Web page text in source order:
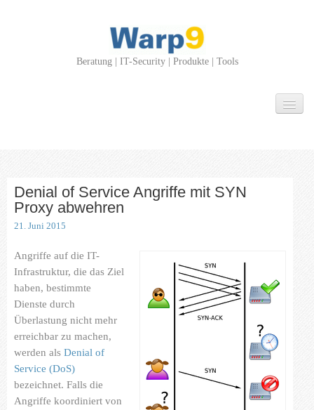
Beratung | IT-Security | Produkte | Tools
IT-Security
Produkte
Projekte
News
Partner
Denial of Service Angriffe mit SYN
Proxy abwehren
21. Juni 2015
Angriffe auf die IT-
Infrastruktur, die das Ziel
haben, bestimmte
Dienste durch
Überlastung nicht mehr
erreichbar zu machen,
werden als Denial of
Service (DoS)
bezeichnet. Falls die
Angriffe koordiniert von